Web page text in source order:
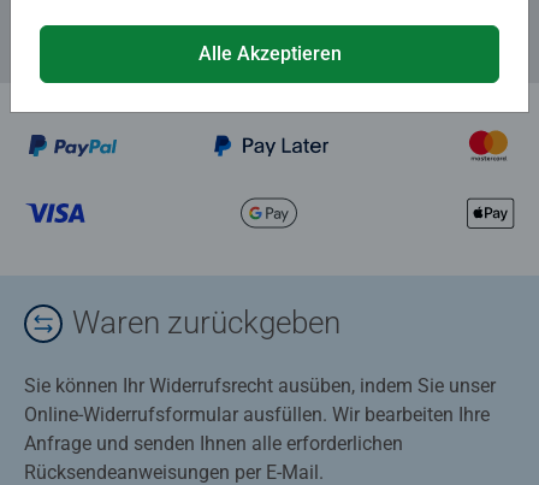
Waren zurückgeben
Sie können Ihr Widerrufsrecht ausüben, indem Sie unser
Online-Widerrufsformular ausfüllen. Wir bearbeiten Ihre
Anfrage und senden Ihnen alle erforderlichen
Rücksendeanweisungen per E-Mail.
Alle Akzeptieren